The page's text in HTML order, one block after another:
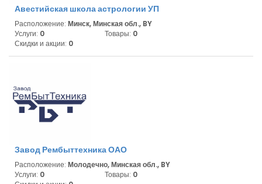
Авестийская школа астрологии УП
Расположение: Минск, Минская обл., BY
Услуги: 0 Товары: 0
Скидки и акции: 0
Завод Рембыттехника ОАО
Расположение: Молодечно, Минская обл., BY
Услуги: 0 Товары: 0